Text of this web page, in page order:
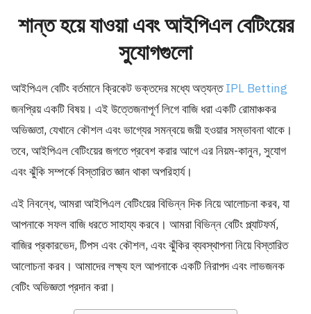
শান্ত হয়ে যাওয়া এবং আইপিএল বেটিংয়ের
সুযোগগুলো
আইপিএল বেটিং বর্তমানে ক্রিকেট ভক্তদের মধ্যে অত্যন্তIPL Betting
জনপ্রিয় একটি বিষয়। এই উত্তেজনাপূর্ণ লিগে বাজি ধরা একটি রোমাঞ্চকর
অভিজ্ঞতা, যেখানে কৌশল এবং ভাগ্যের সমন্বয়ে জয়ী হওয়ার সম্ভাবনা থাকে।
তবে, আইপিএল বেটিংয়ের জগতে প্রবেশ করার আগে এর নিয়ম-কানুন, সুযোগ
এবং ঝুঁকি সম্পর্কে বিস্তারিত জ্ঞান থাকা অপরিহার্য।
এই নিবন্ধে, আমরা আইপিএল বেটিংয়ের বিভিন্ন দিক নিয়ে আলোচনা করব, যা
আপনাকে সফল বাজি ধরতে সাহায্য করবে। আমরা বিভিন্ন বেটিং প্ল্যাটফর্ম,
বাজির প্রকারভেদ, টিপস এবং কৌশল, এবং ঝুঁকির ব্যবস্থাপনা নিয়ে বিস্তারিত
আলোচনা করব। আমাদের লক্ষ্য হল আপনাকে একটি নিরাপদ এবং লাভজনক
বেটিং অভিজ্ঞতা প্রদান করা।